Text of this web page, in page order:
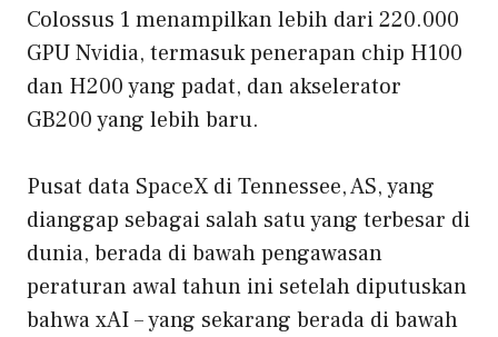
Colossus 1 menampilkan lebih dari 220.000
GPU Nvidia, termasuk penerapan chip H100
dan H200 yang padat, dan akselerator
GB200 yang lebih baru.
Pusat data SpaceX di Tennessee, AS, yang
dianggap sebagai salah satu yang terbesar di
dunia, berada di bawah pengawasan
peraturan awal tahun ini setelah diputuskan
bahwa xAI – yang sekarang berada di bawah